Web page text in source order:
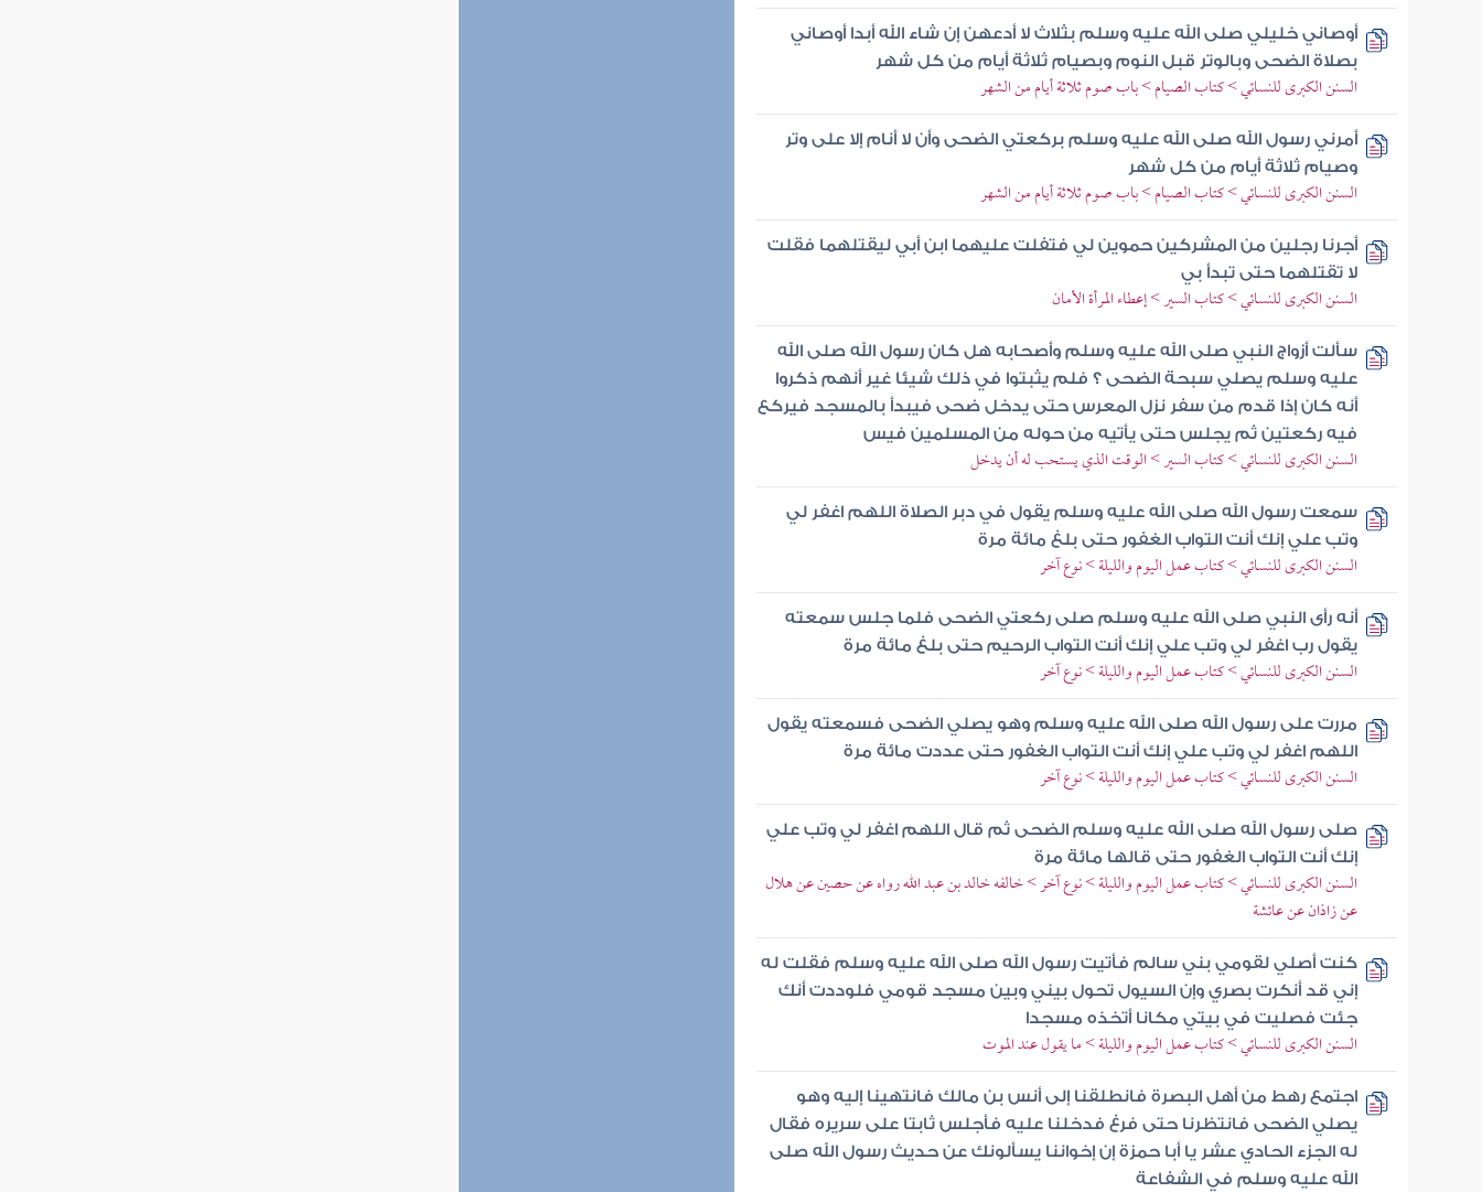
أوصاني خليلي صلى الله عليه وسلم بثلاث لا أدعهن إن شاء الله أبدا أوصاني
بصلاة الضحى وبالوتر قبل النوم وبصيام ثلاثة أيام من كل شهر
السنن الكبرى للنسائي > كتاب الصيام > باب صوم ثلاثة أيام من الشهر
أمرني رسول الله صلى الله عليه وسلم بركعتي الضحى وأن لا أنام إلا على وتر
وصيام ثلاثة أيام من كل شهر
السنن الكبرى للنسائي > كتاب الصيام > باب صوم ثلاثة أيام من الشهر
أجرنا رجلين من المشركين حموين لي فتفلت عليهما ابن أبي ليقتلهما فقلت
لا تقتلهما حتى تبدأ بي
السنن الكبرى للنسائي > كتاب السير > إعطاء المرأة الأمان
سألت أزواج النبي صلى الله عليه وسلم وأصحابه هل كان رسول الله صلى الله
عليه وسلم يصلي سبحة الضحى ؟ فلم يثبتوا في ذلك شيئا غير أنهم ذكروا
أنه كان إذا قدم من سفر نزل المعرس حتى يدخل ضحى فيبدأ بالمسجد فيركع
فيه ركعتين ثم يجلس حتى يأتيه من حوله من المسلمين فيس
السنن الكبرى للنسائي > كتاب السير > الوقت الذي يستحب له أن يدخل
سمعت رسول الله صلى الله عليه وسلم يقول في دبر الصلاة اللهم اغفر لي
وتب علي إنك أنت التواب الغفور حتى بلغ مائة مرة
السنن الكبرى للنسائي > كتاب عمل اليوم والليلة > نوع آخر
أنه رأى النبي صلى الله عليه وسلم صلى ركعتي الضحى فلما جلس سمعته
يقول رب اغفر لي وتب علي إنك أنت التواب الرحيم حتى بلغ مائة مرة
السنن الكبرى للنسائي > كتاب عمل اليوم والليلة > نوع آخر
مررت على رسول الله صلى الله عليه وسلم وهو يصلي الضحى فسمعته يقول
اللهم اغفر لي وتب علي إنك أنت التواب الغفور حتى عددت مائة مرة
السنن الكبرى للنسائي > كتاب عمل اليوم والليلة > نوع آخر
صلى رسول الله صلى الله عليه وسلم الضحى ثم قال اللهم اغفر لي وتب علي
إنك أنت التواب الغفور حتى قالها مائة مرة
السنن الكبرى للنسائي > كتاب عمل اليوم والليلة > نوع آخر > خالفه خالد بن عبد الله رواه عن حصين عن هلال
عن زاذان عن عائشة
كنت أصلي لقومي بني سالم فأتيت رسول الله صلى الله عليه وسلم فقلت له
إني قد أنكرت بصري وإن السيول تحول بيني وبين مسجد قومي فلوددت أنك
جئت فصليت في بيتي مكانا أتخذه مسجدا
السنن الكبرى للنسائي > كتاب عمل اليوم والليلة > ما يقول عند الموت
اجتمع رهط من أهل البصرة فانطلقنا إلى أنس بن مالك فانتهينا إليه وهو
يصلي الضحى فانتظرنا حتى فرغ فدخلنا عليه فأجلس ثابتا على سريره فقال
له الجزء الحادي عشر يا أبا حمزة إن إخواننا يسألونك عن حديث رسول الله صلى
الله عليه وسلم في الشفاعة